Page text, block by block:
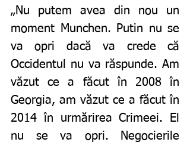
„Nu putem avea din nou un
moment Munchen. Putin nu se
va opri dacă va crede că
Occidentul nu va răspunde. Am
văzut ce a făcut în 2008 în
Georgia, am văzut ce a făcut în
2014 în urmărirea Crimeei. El
nu se va opri. Negocierile